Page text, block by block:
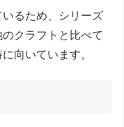
るため、シリーズ
クラフトと比べて
向いています。